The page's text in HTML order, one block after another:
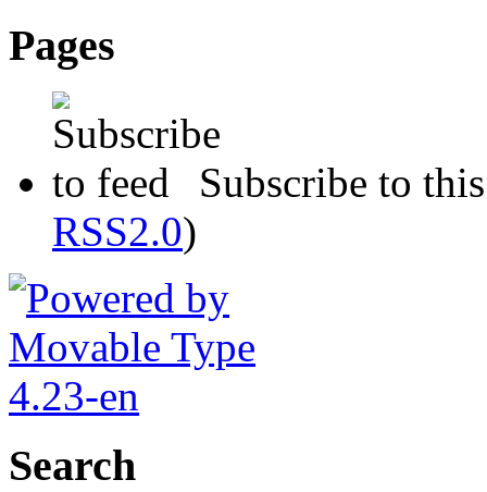
Pages
Subscribe to
RSS2.0)
Search